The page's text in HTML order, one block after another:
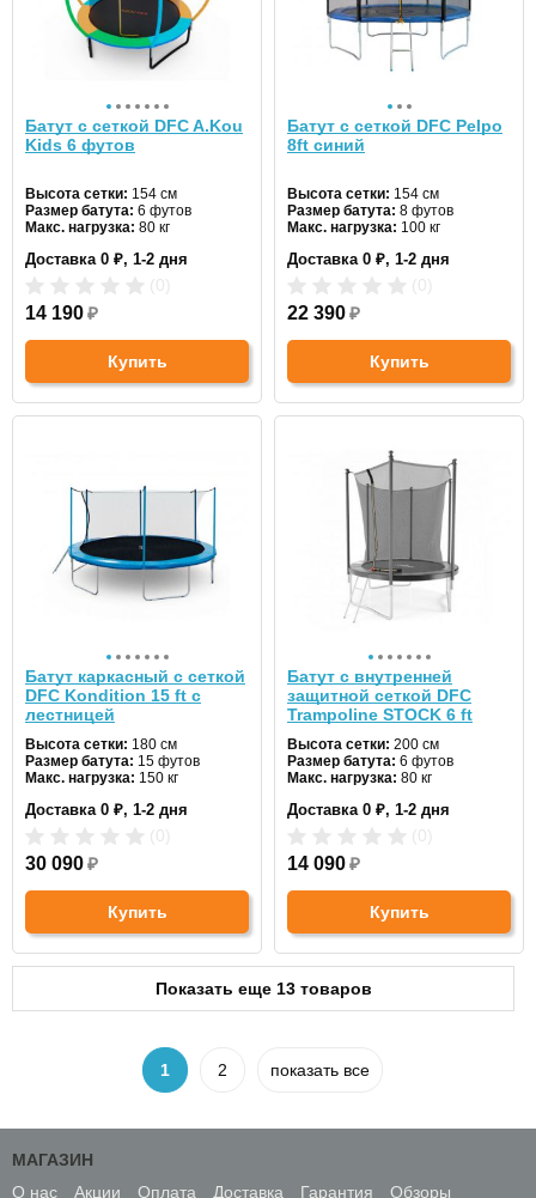
Батут с сеткой DFC A.Kou
Kids 6 футов
Высота сетки: 154 см
Размер батута: 6 футов
Макс. нагрузка: 80 кг
Цвет:разноцветный
Доставка 0 ₽, 1-2 дня
14 190₽
Купить
Батут с сеткой DFC Pelpo
8ft синий
Высота сетки: 154 см
Размер батута: 8 футов
Макс. нагрузка: 100 кг
Цвет:синий
Доставка 0 ₽, 1-2 дня
22 390₽
Купить
Батут каркасный с сеткой
DFC Kondition 15 ft с
лестницей
Высота сетки: 180 см
Размер батута: 15 футов
Макс. нагрузка: 150 кг
Цвет:синий
Доставка 0 ₽, 1-2 дня
30 090₽
Купить
Батут с внутренней
защитной сеткой DFC
Trampoline STOCK 6 ft
Высота сетки: 200 см
Размер батута: 6 футов
Макс. нагрузка: 80 кг
Цвет:черный
Доставка 0 ₽, 1-2 дня
14 090₽
Купить
Показать еще 13 товаров
1 2 показать все
МАГАЗИН
О нас
Акции Оплата Доставка Гарантия Обзоры